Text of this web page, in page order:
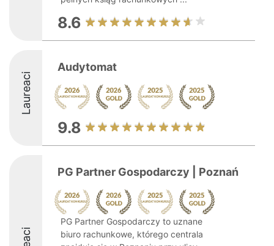
8.6
Laureaci
Audytomat
9.8
PG Partner Gospodarczy | Poznań
PG Partner Gospodarczy to uznane
biuro rachunkowe, którego centrala